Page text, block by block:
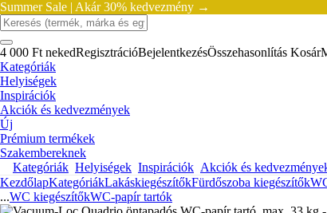
Summer Sale | Akár 30% kedvezmény →
4 000 Ft nekedRegisztrációBejelentkezésÖsszehasonlítás Kosár
Kategóriák
Helyiségek
Inspirációk
Akciók és kedvezmények
Új
Prémium termékek
Szakembereknek
Kategóriák Helyiségek Inspirációk Akciók és
KezdőlapKategóriákLakáskiegészítőkFürdőszoba kiegészítők
...WC kiegészítőkWC-papír tartók